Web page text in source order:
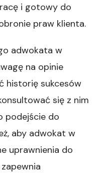
i gotowy do
praw klienta.
adwokata w
na opinie
historię sukcesów
się z nim
podejście do
aby adwokat w
uprawnienia do